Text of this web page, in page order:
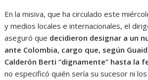
En la misiva, que ha circulado este
y medios locales e internacionales, el
aseguró que decidieron designar a un
ante Colombia, cargo que, según
Calderón Berti “dignamente” hasta la
no especificó quién sería su sucesor ni